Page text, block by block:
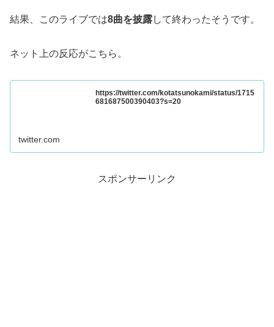
結果、このライブでは8曲を披露して終わったそうです。
ネット上の反応がこちら。
https://twitter.com/kotatsunokami/status/1715
681687500390403?s=20
twitter.com
スポンサーリンク